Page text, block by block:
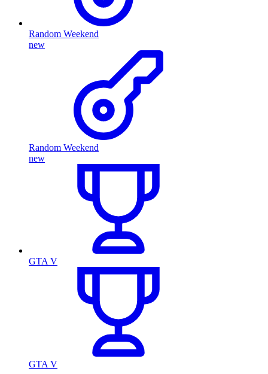
Random Weekend
new
Random Weekend
new
GTA V
GTA V